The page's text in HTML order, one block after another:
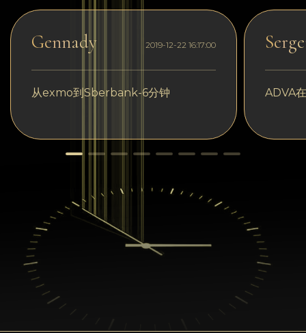
Gennady 2019-12-22 16:17:00
从exmo到Sberbank-6分钟 ADVA